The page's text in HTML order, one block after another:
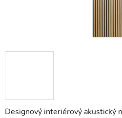
Designový interiérový akustický